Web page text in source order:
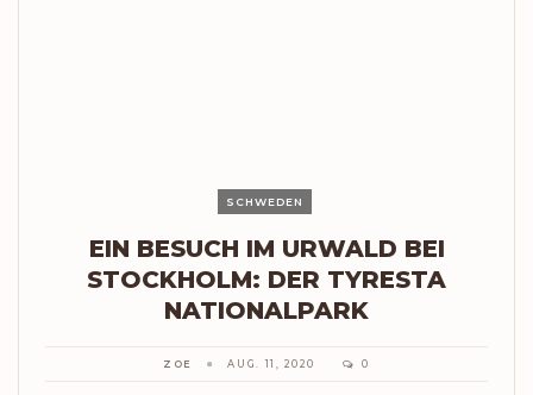
SCHWEDEN
EIN BESUCH IM URWALD BEI
STOCKHOLM: DER TYRESTA
NATIONALPARK
ZOE AUG. 11, 2020 0